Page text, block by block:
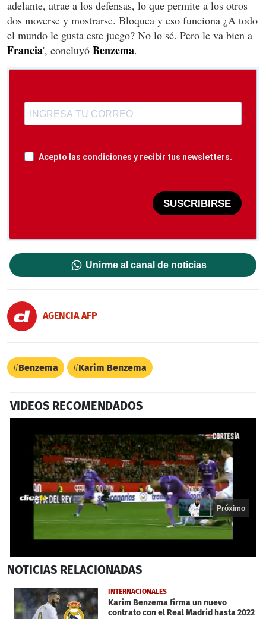
adelante, atrae a los defensas, lo que permite a los otros
dos moverse y mostrarse. Bloquea y eso funciona ¿A todo
el mundo le gusta este juego? No lo sé. Pero le va bien a
Francia', concluyó Benzema.
Acepto las condiciones y recibir tus newsletters.
SUSCRIBIRSE
Unirme al canal de noticias
AGENCIA AFP
Benzema Karim Benzema
VIDEOS RECOMENDADOS
second
17
seconds
Próximo
NOTICIAS RELACIONADAS
INTERNACIONALES
Karim Benzema firma un nuevo
contrato con el Real Madrid hasta 2022